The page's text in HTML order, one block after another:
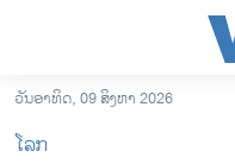
ເຂົ້າ
ຫາ
ວັນອາທິດ, 09 ສິງຫາ 2026
ໂລກ